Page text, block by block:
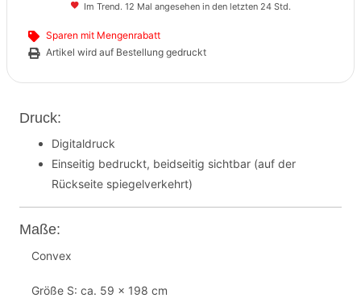
Im Trend. 12 Mal angesehen in den letzten 24 Std.
Sparen mit Mengenrabatt
Artikel wird auf Bestellung gedruckt
Druck:
Digitaldruck
Einseitig bedruckt, beidseitig sichtbar (auf der
Rückseite spiegelverkehrt)
Maße:
Convex
Größe S: ca. 59 x 198 cm